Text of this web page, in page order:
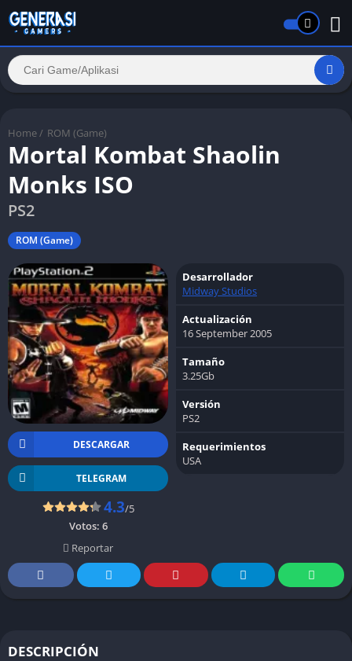
Home / ROM (Game)
Mortal Kombat Shaolin
Monks ISO
PS2
ROM (Game)
DESCARGAR
TELEGRAM
4.3/5
Votos: 6
Reportar
Desarrollador
Midway Studios
Actualización
16 September 2005
Tamaño
3.25Gb
Versión
PS2
Requerimientos
USA
DESCRIPCIÓN